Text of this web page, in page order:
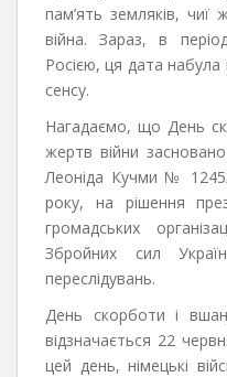
пам’ять земляків, чиї
війна. Зараз, в
Росією, ця дата
сенсу.
Нагадаємо, що День
жертв війни
Леоніда Кучми №
року, на рішення
громадських
Збройних сил
переслідувань.
День скорботи і
відзначається 22
цей день, німецькі